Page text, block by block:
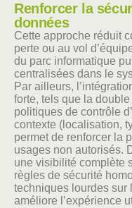
Renforcer la
données
Cette approche réduit
perte ou au vol
du parc informatique
centralisées dans le
Par ailleurs,
forte, tels que la
politiques de contrôle
contexte (localisation,
permet de renforcer la
usages non autorisés.
une visibilité complète
règles de sécurité
techniques lourdes sur
améliore l’expérience